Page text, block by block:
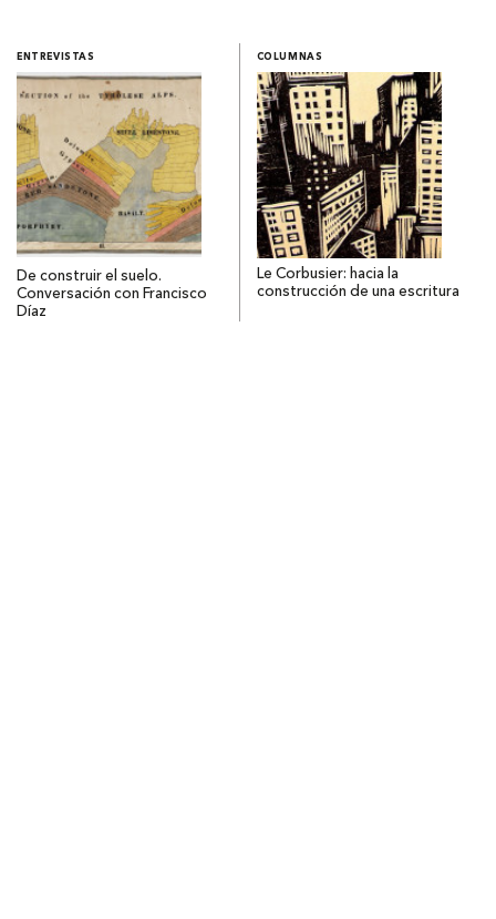
ENTREVISTAS
De construir el suelo.
Conversación con Francisco
Díaz
COLUMNAS
Le Corbusier: hacia la
construcción de una escritura